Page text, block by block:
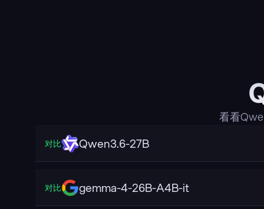
看看
对比 Qwen3.6-27B
对比 gemma-4-26B-A4B-it